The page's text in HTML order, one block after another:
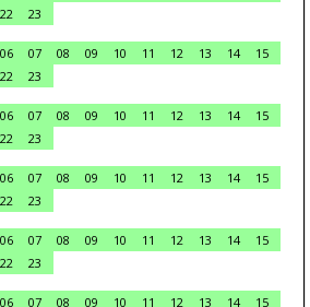
22
23
06 07 08 09 10 11 12 13 14
15
22
23
06 07 08 09 10 11 12 13 14
15
22
23
06 07 08 09 10 11 12 13 14
15
22
23
06 07 08 09 10 11 12 13 14
15
22
23
06 07 08 09 10 11 12 13 14 15